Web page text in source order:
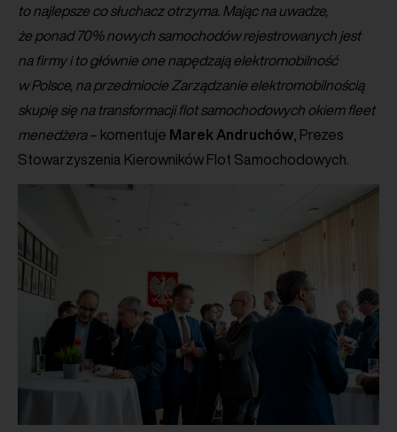
to najlepsze co słuchacz otrzyma. Mając na uwadze,
że ponad 70% nowych samochodów rejestrowanych jest
na firmy i to głównie one napędzają elektromobilność
w Polsce, na przedmiocie Zarządzanie elektromobilnością
skupię się na transformacji flot samochodowych okiem fleet
menedżera– komentuje Marek Andruchów , Prezes
Stowarzyszenia Kierowników Flot Samochodowych.